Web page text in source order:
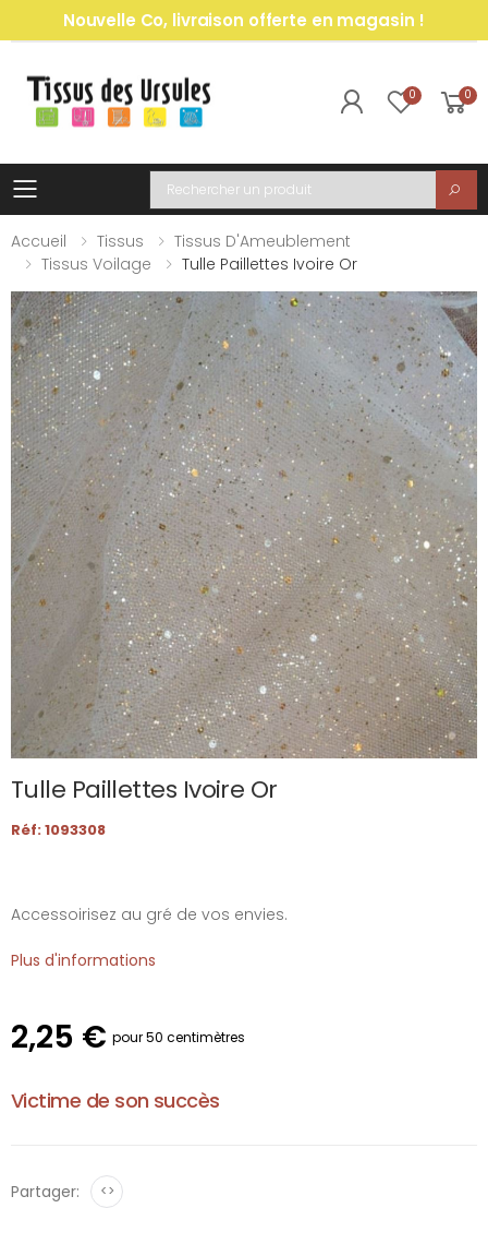
Nouvelle Co, livraison offerte en magasin !
0 0
Toggle mobile menu
Recherche
Accueil
Tissus
Tissus D'Ameublement
Tissus Voilage
Tulle Paillettes Ivoire Or
Tulle Paillettes Ivoire Or
Réf: 1093308
Accessoirisez au gré de vos envies.
Plus d'informations
2,25 € pour 50 centimètres
Victime de son succès
Partager: <>